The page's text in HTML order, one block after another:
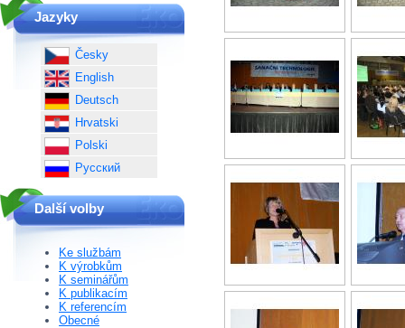
Jazyky
Česky
English
Deutsch
Hrvatski
Polski
Русский
Další volby
Ke službám
K výrobkům
K seminářům
K publikacím
K referencím
Obecné